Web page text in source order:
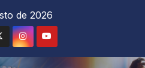
de 2026